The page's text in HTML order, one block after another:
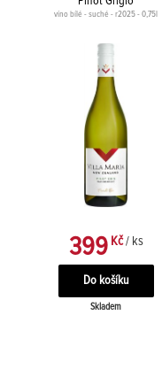
víno bílé - suché - r2025 - 0,75l
399Kč / ks
Skladem